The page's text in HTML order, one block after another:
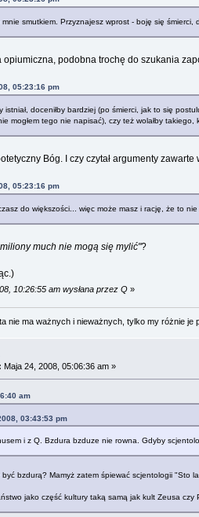
smutkiem. Przyznajesz wprost - boję się śmierci,
opiumiczna, podobna trochę do szukania
05:23:16 pm
doceniłby bardziej (po śmierci, jak to się
mogłem tego nie napisać), czy też wolałby takiego,
Bóg. I czy czytał argumenty zawarte
05:23:16 pm
do większości... więc może masz i rację, że to
much nie mogą się mylić"?
10:26:55 am wysłana przez Q»
nie ma ważnych i nieważnych, tylko my różnie je
Maja 24, 2008, 05:06:36 am »
am
03:43:53 pm
i z Q. Bzdura bzduze nie rowna. Gdyby
bzdurą? Mamyż zatem śpiewać scjentologii "Sto
jako część kultury taką samą jak kult Zeusa